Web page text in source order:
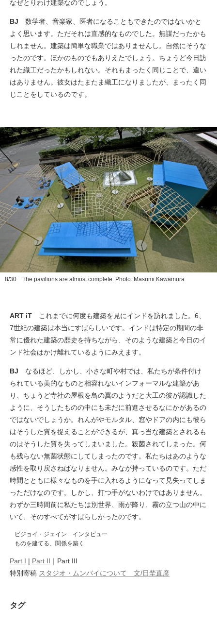
なぜとりわけ建築なのでしょう。
BJ 数学者、音楽家、医者になることもできたのではないかと
よく思います。ただそれは直感的なものでした。無謀だったかも
しれません。建築は簡単な職業ではありませんし。自然にそうな
ったのです。ほかのものでもありえたでしょう。ちょうど今日訪
れた織工だったかもしれない。それもまったく同じことで、違い
はありません。彼女はたまたま織工になりましたが、まったく同
じことをしているのです。
8/30 The pavilions are almost complete. Photo: Masumi Kawamura
ART iT これまでに何度も建築を見にインドを訪れました。6、
7世紀の建築は本当にすばらしいです。インドは特定の期間の非
常に優れた建築の歴史を持ちながら、そのような建築と今日のイ
ンド社会はかけ離れているようにみえます。
BJ なるほど、しかし、小さな町や村では、私たちが条件付け
られている美的なものと相容れないインフォーマルな建築があ
り、ちょうど寺社の屋根を鳥の翼のようだと大工の彼が認識した
ように、そうしたものの中にも未だに前進させるなにかがあるの
ではないでしょうか。れんがやモルタル、窓やドアの内にも彼ら
はそうした質を捉えることができるが、真っ当な建築とされるも
のはそうした質を失ってしまいました。殺菌されてしまった。何
も残らない無菌状態にしてしまったのです。私たちはあのような
感性を取り戻さねばなりません。みなが持っているのです。ただ
時間とともに様々なものを手に入れるようになって見失ってしま
っただけなのです。しかし、打つ手がないわけではありません。
わずか三時間前に私たちは別世界、雨が降り、霧の立つ山の中に
いて、そのすべてがすばらしかったのです。
ビジョイ・ジェイン インタビュー
ものを建てる、関係を築く
Part I | Part II ｜Part III
特別寄稿 スタジオ・ムンバイについて 文/日埜直彦
タグ